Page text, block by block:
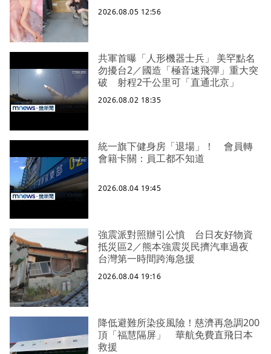
2026.08.05 12:56
共軍首曝「人形機器士兵」 美罕點名
勿擾台2／國造「極音速飛彈」重大突
破 射程2千公里可「直通北京」
2026.08.02 18:35
統一旗下健身房「退場」！ 會員轉
會籍卡關：員工都不知道
2026.08.04 19:45
強震派對照辦引公憤 台日友好物資
抵災區2／熊本強震災民擠汽車過夜
台灣第一時間跨海急援
2026.08.04 19:16
降低避難所染疫風險！慈濟再急調200
頂「福慧隔屏」 華航免費直飛日本
救援